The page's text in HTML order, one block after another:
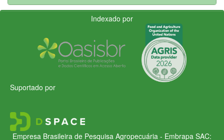
Indexado por
Suportado por
Empresa Brasileira de Pesquisa Agropecuária - Embrapa SAC: